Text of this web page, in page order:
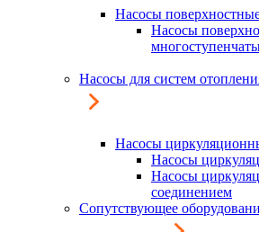
Насосы
Насосы
Насосы для систем
Насосы
Насосы
Насосы
соединением
Сопутствующее